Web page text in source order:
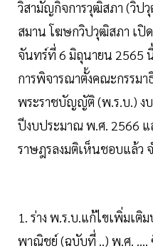
วิสามัญกิจการวุฒิสภา (วิป
สมาน โฆษกวิปวุฒิสภา เปิ
จันทร์ที่ 6 มิถุนายน 2565
การพิจารณาตั้งคณะกรรม
พระราชบัญญัติ (พ.ร.บ.) ง
ปีงบประมาณ พ.ศ. 2566
ราษฎรลงมติเห็นชอบแล้ว
1. ร่าง พ.ร.บ.แก้ไขเพิ่มเ
พาณิชย์ (ฉบับที่ ..) พ.ศ. ....